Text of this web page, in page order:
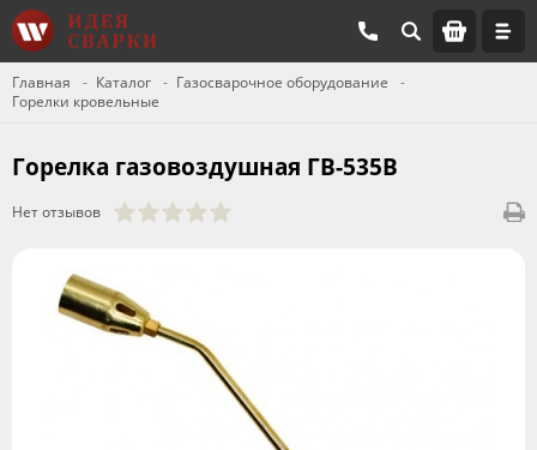
Главная Каталог
Газосварочное оборудование
Горелки кровельные
Горелка газовоздушная ГВ-535В
Нет отзывов